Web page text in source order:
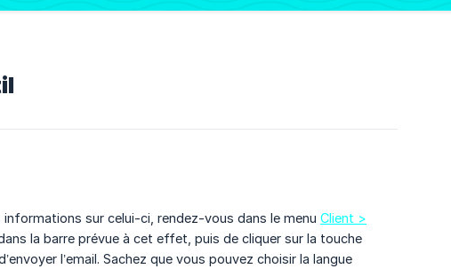
sur celui-ci, rendez-vous dans le menu Client >
la barre prévue à cet effet, puis de cliquer sur la touche
l’email. Sachez que vous pouvez choisir la langue